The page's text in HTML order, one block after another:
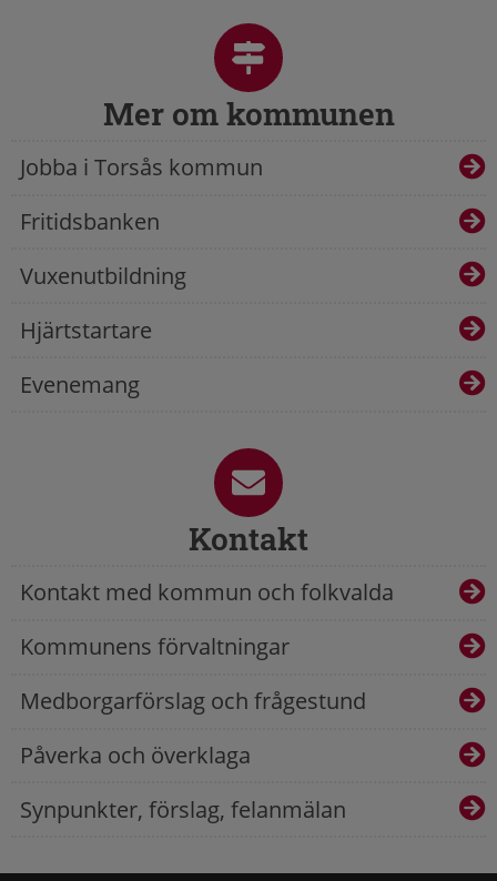
Mer om kommunen
Jobba i Torsås kommun
Fritidsbanken
Vuxenutbildning
Hjärtstartare
Evenemang
Kontakt
Kontakt med kommun och folkvalda
Kommunens förvaltningar
Medborgarförslag och frågestund
Påverka och överklaga
Synpunkter, förslag, felanmälan